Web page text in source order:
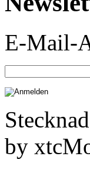
E-Mail-
by